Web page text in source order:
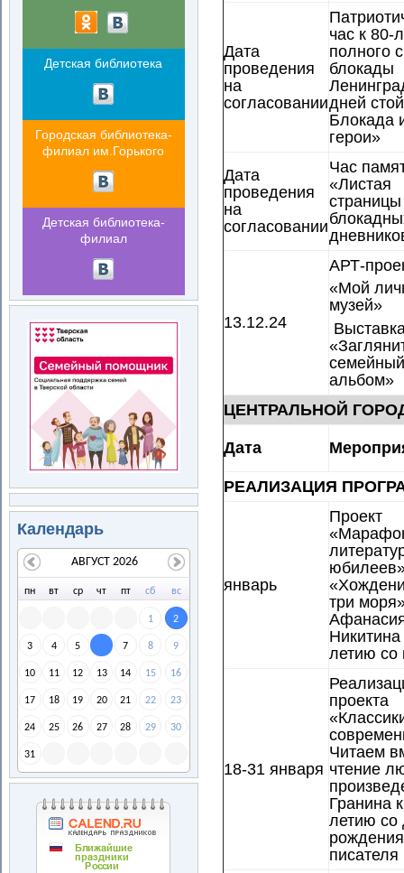
Детская библиотека
Городская библиотека-
филиал им.Горького
Детская библиотека-
филиал
Календарь
пн вт ср чт пт сб вс
1 2
3 4 5 7 8 9
10 11 12 13 14 15 16
17 18 19 20 21 22 23
24 25 26 27 28 29 30
31
АВГУСТ 2026
Дата
проведения
на
согласовании
час к 80-
полного
блокады
дней
Блокада
Дата
проведения
на
согласовании
Час
«Листая
страницы
13.12.24
АРТ-
«Мой
музей»
семейный
альбом»
ЦЕНТРАЛЬНОЙ
Дата
РЕАЛИЗАЦИЯ
январь
Проект
три
летию со
18-31 января
проекта
Читаем
чтение
Гранина
летию со
рождения
писателя